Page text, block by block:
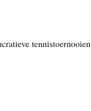
tennistoernooien